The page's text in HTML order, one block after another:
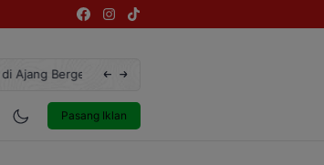
Cup 2025 Terekam CCTV, Pelaku Curanmor di
Pasang Iklan